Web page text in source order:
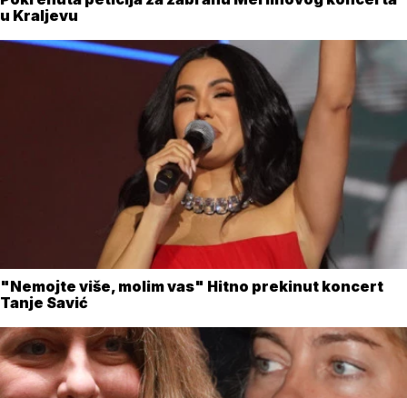
u Kraljevu
"Nemojte više, molim vas" Hitno prekinut koncert
Tanje Savić